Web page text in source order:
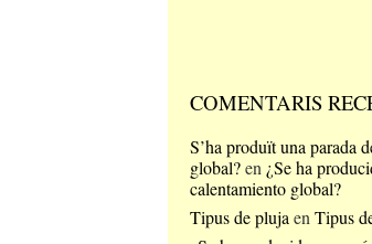
COMENTARIS
S’ha produït una parada
global?en ¿Se ha
calentamiento global?
Tipus de pluja en Tipus